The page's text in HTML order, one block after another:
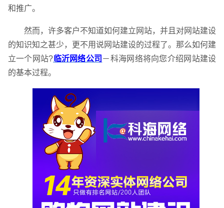
和推广。
然而，许多客户不知道如何建立网站，并且对网站建设
的知识知之甚少，更不用说网站建设的过程了。那么如何建
立一个网站? 临沂网络公司 －科海网络将向您介绍网站建设
的基本过程。